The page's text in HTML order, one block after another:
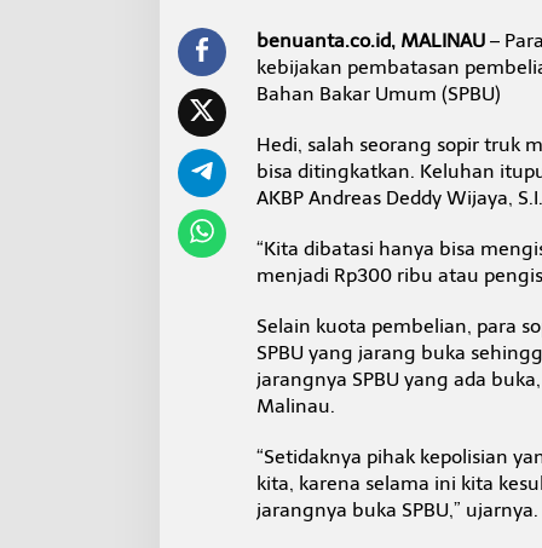
B
B
M
i
a
l
n
a
benuanta.co.id, MALINAU–
kebijakan pembatasan
Bahan Bakar Umum (SPBU)
Hedi, salah seorang sopir truk
bisa ditingkatkan. Keluhan
AKBP Andreas Deddy Wijaya,
“Kita dibatasi hanya bisa
menjadi Rp300 ribu atau
Selain kuota pembelian, para
SPBU yang jarang buka
jarangnya SPBU yang ada
Malinau.
“Setidaknya pihak kepolisian
kita, karena selama ini kita
jarangnya buka SPBU,” ujarnya.